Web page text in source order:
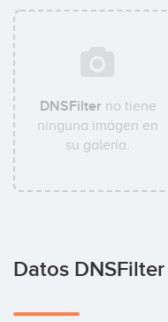
DNSFilter no tiene
ninguna imágen en
su galería.
Datos DNSFilter